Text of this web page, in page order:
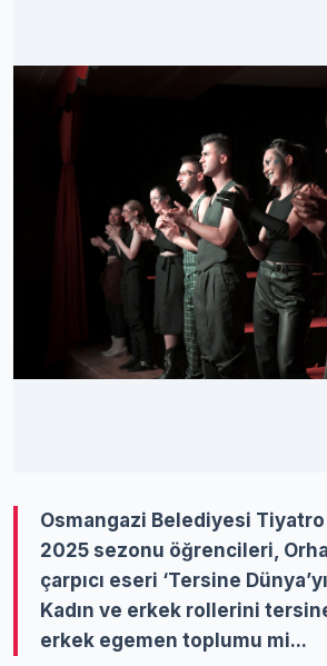
Osmangazi Belediyesi
2025 sezonu öğrencileri,
çarpıcı eseri ‘Tersine
Kadın ve erkek rollerini
erkek egemen toplumu mi...